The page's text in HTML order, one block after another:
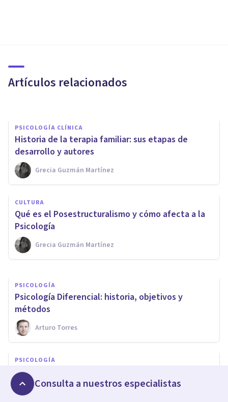
Artículos relacionados
representaciones sociales?
PSICOLOGÍA CLÍNICA
Historia de la terapia familiar: sus etapas de
desarrollo y autores
Grecia Guzmán Martínez
CULTURA
Qué es el Posestructuralismo y cómo afecta a la
Psicología
Grecia Guzmán Martínez
Jürgen Habermas: biografía de
este filósofo alemán
Nahum Montagud Rubio
PSICOLOGÍA
Psicología Diferencial: historia, objetivos y
métodos
Arturo Torres
PSICOLOGÍA
Psicología Humanista: historia, teoría y principios
básicosConsulta a nuestros especialistas